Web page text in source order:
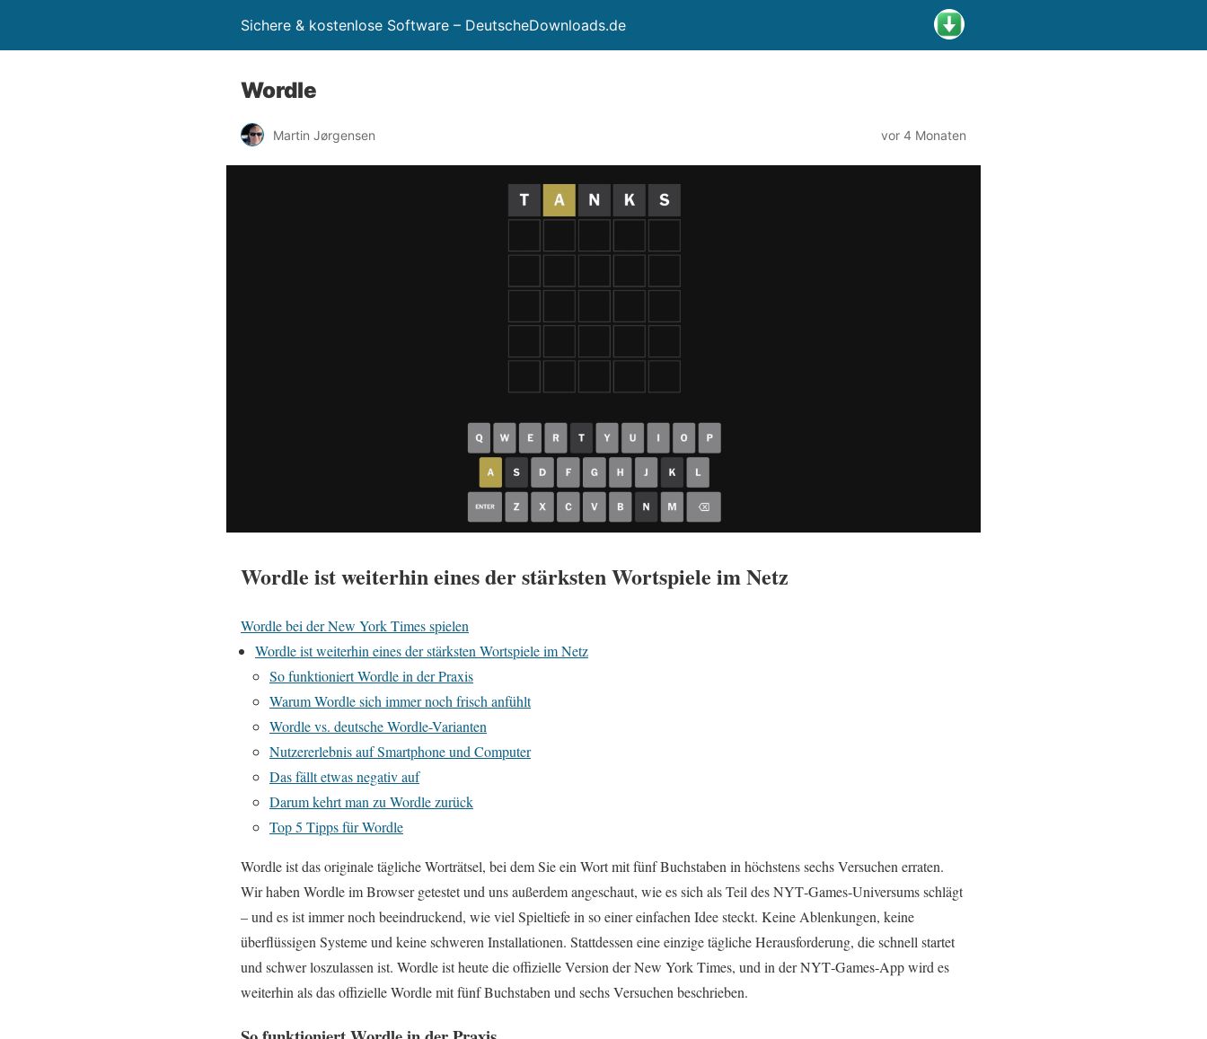
Sichere & kostenlose Software – DeutscheDownloads.de
Wordle
Martin Jørgensen vor 4 Monaten
Wordle ist weiterhin eines der stärksten Wortspiele im Netz
Wordle bei der New York Times spielen
Wordle ist weiterhin eines der stärksten Wortspiele im Netz
So funktioniert Wordle in der Praxis
Warum Wordle sich immer noch frisch anfühlt
Wordle vs. deutsche Wordle-Varianten
Nutzererlebnis auf Smartphone und Computer
Das fällt etwas negativ auf
Darum kehrt man zu Wordle zurück
Top 5 Tipps für Wordle
Wordle ist das originale tägliche Worträtsel, bei dem Sie ein Wort mit fünf Buchstaben in höchstens sechs Versuchen erraten.
Wir haben Wordle im Browser getestet und uns außerdem angeschaut, wie es sich als Teil des NYT‑Games‑Universums schlägt
– und es ist immer noch beeindruckend, wie viel Spieltiefe in so einer einfachen Idee steckt. Keine Ablenkungen, keine
überflüssigen Systeme und keine schweren Installationen. Stattdessen eine einzige tägliche Herausforderung, die schnell startet
und schwer loszulassen ist. Wordle ist heute die offizielle Version der New York Times, und in der NYT‑Games‑App wird es
weiterhin als das offizielle Wordle mit fünf Buchstaben und sechs Versuchen beschrieben.